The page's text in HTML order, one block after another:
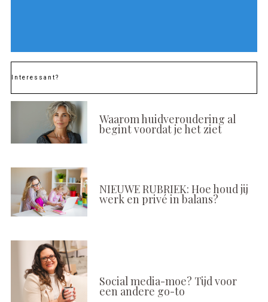
Interessant?
Waarom huidveroudering al
begint voordat je het ziet
NIEUWE RUBRIEK: Hoe houd jij
werk en privé in balans?
Social media-moe? Tijd voor
een andere go-to